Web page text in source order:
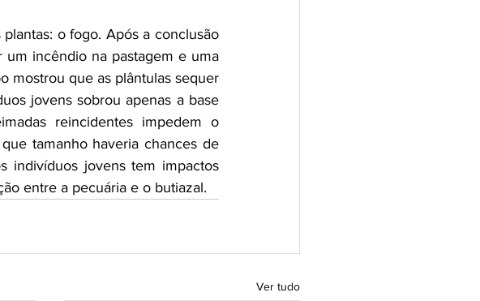
o fogo. Após a conclusão
um incêndio na pastagem e uma
mostrou que as plântulas sequer
jovens sobrou apenas a base
reincidentes impedem o
tamanho haveria chances de
indivíduos jovens tem impactos
entre a pecuária e o butiazal.
Ver tudo